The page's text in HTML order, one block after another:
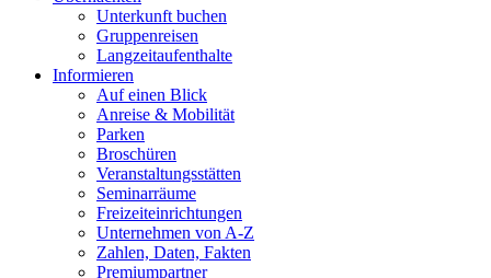
Unterkunft buchen
Gruppenreisen
Langzeitaufenthalte
Informieren
Auf einen Blick
Anreise & Mobilität
Parken
Broschüren
Veranstaltungsstätten
Seminarräume
Freizeiteinrichtungen
Unternehmen von A-Z
Zahlen, Daten, Fakten
Premiumpartner